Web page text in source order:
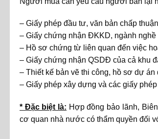
– Giấy phép đầu tư, văn bản chấp
– Giấy chứng nhận ĐKKD, ngành nghề
– Hồ sơ chứng từ liên quan đến việc
– Giấy chứng nhận QSDĐ của cả khu
– Thiết kế bản vẽ thi công, hồ sơ dự
– Giấy phép xây dựng và các giấy
* Đặc biệt là: Hợp đồng bảo lãnh,
cơ quan nhà nước có thẩm quyền đối